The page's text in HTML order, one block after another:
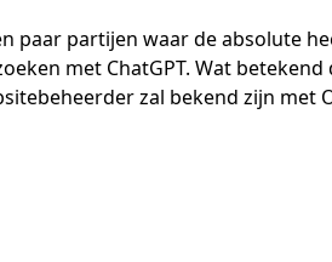
paar partijen waar de absolute
met ChatGPT. Wat
zal bekend zijn met